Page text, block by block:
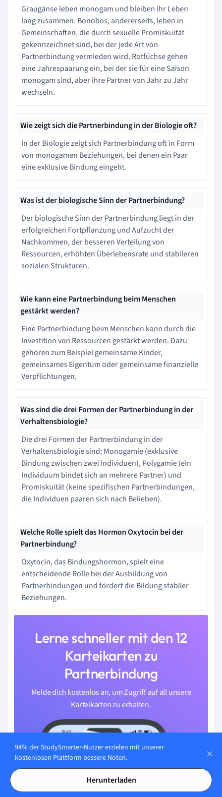
Graugänse leben monogam und bleiben ihr Leben
lang zusammen. Bonobos, andererseits, leben in
Gemeinschaften, die durch sexuelle Promiskuität
gekennzeichnet sind, bei der jede Art von
Partnerbindung vermieden wird. Rotfüchse gehen
eine Jahrespaarung ein, bei der sie für eine Saison
monogam sind, aber ihre Partner von Jahr zu Jahr
wechseln.
Wie zeigt sich die Partnerbindung in der Biologie oft?
In der Biologie zeigt sich Partnerbindung oft in Form
von monogamen Beziehungen, bei denen ein Paar
eine exklusive Bindung eingeht.
Was ist der biologische Sinn der Partnerbindung?
Der biologische Sinn der Partnerbindung liegt in der
erfolgreichen Fortpflanzung und Aufzucht der
Nachkommen, der besseren Verteilung von
Ressourcen, erhöhten Überlebensrate und stabileren
sozialen Strukturen.
Wie kann eine Partnerbindung beim Menschen
gestärkt werden?
Eine Partnerbindung beim Menschen kann durch die
Investition von Ressourcen gestärkt werden. Dazu
gehören zum Beispiel gemeinsame Kinder,
gemeinsames Eigentum oder gemeinsame finanzielle
Verpflichtungen.
Was sind die drei Formen der Partnerbindung in der
Verhaltensbiologie?
Die drei Formen der Partnerbindung in der
Verhaltensbiologie sind: Monogamie (exklusive
Bindung zwischen zwei Individuen), Polygamie (ein
Individuum bindet sich an mehrere Partner) und
Promiskuität (keine spezifischen Partnerbindungen,
die Individuen paaren sich nach Belieben).
Welche Rolle spielt das Hormon Oxytocin bei der
Partnerbindung?
Oxytocin, das Bindungshormon, spielt eine
entscheidende Rolle bei der Ausbildung von
Partnerbindungen und fördert die Bildung stabiler
Beziehungen.
Lerne schneller mit den 12
Karteikarten zu
Partnerbindung
Melde dich kostenlos an, um Zugriff auf all unsere
Karteikarten zu erhalten.
94% der StudySmarter-Nutzer erzielen mit unserer
kostenlosen Plattform bessere Noten.
Herunterladen